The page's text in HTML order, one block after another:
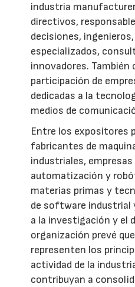
industria
directivos,
decisiones,
especializados,
innovadores. También
participación de
dedicadas a la
medios de
Entre los expositores
fabricantes de
industriales,
automatización y
materias primas y
de software industrial
a la investigación y el
organización prevé
representen los
actividad de la
contribuyan a